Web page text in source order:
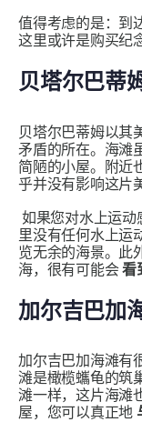
值得考虑的是：到
这里或许是购买纪
贝塔尔巴蒂
贝塔尔巴蒂姆以其
矛盾的所在。海滩
简陋的小屋。附近
乎并没有影响这片
如果您对水上运动
里没有任何水上运
览无余的海景。此
海，很有可能会看
加尔吉巴加
加尔吉巴加海滩有
滩是橄榄蠵龟的筑
滩一样，这片海滩
屋，您可以真正地